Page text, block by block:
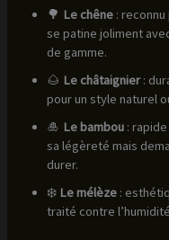
🌳 Le chêne: reconnu
se patine joliment
de gamme.
🌰 Le châtaignier:
pour un style naturel
🎍 Le bambou: rapide
sa légèreté mais
durer.
❄️ Le mélèze:
traité contre